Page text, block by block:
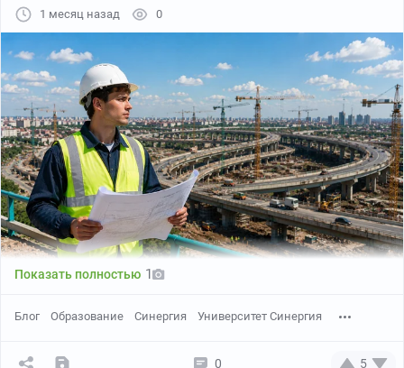
1 месяц назад 0
Показать полностью 1
Блог Образование Синергия Университет Синергия
0 5